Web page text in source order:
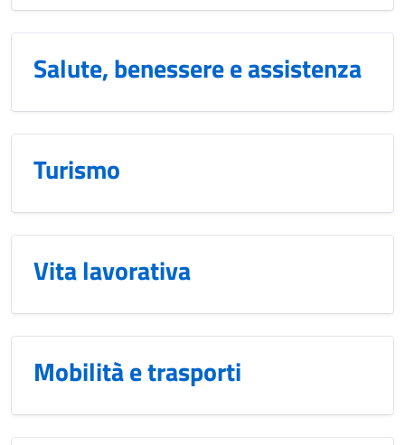
Salute, benessere e assistenza
Turismo
Vita lavorativa
Mobilità e trasporti